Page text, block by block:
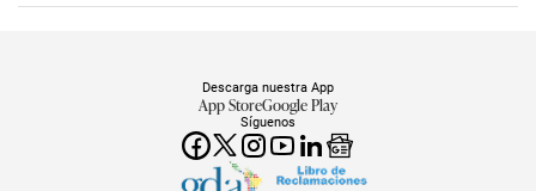
Síguenos
Descarga nuestra App
App StoreGoogle Play